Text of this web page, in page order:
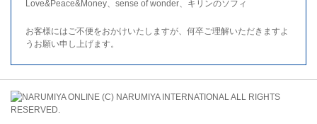
Love&Peace&Money、sense of wonder、キリンのソフィ
お客様にはご不便をおかけいたしますが、何卒ご理解いただきますよ
うお願い申し上げます。